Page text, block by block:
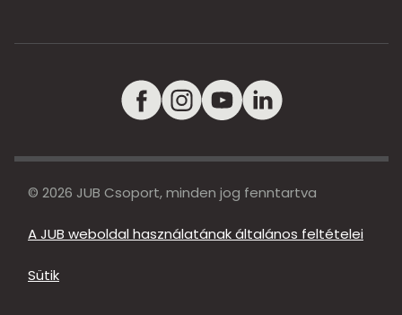
© 2026 JUB Csoport, minden jog fenntartva
A JUB weboldal használatának általános feltételei
Sütik